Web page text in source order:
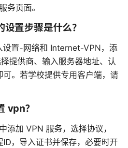
务页面。
置步骤是什么？
置-网络和 Internet-VPN，添
提供商、输入服务器地址、认
。若学校提供专用客户端，请
vpn？
添加 VPN 服务，选择协议，
，导入证书并保存，必要时开